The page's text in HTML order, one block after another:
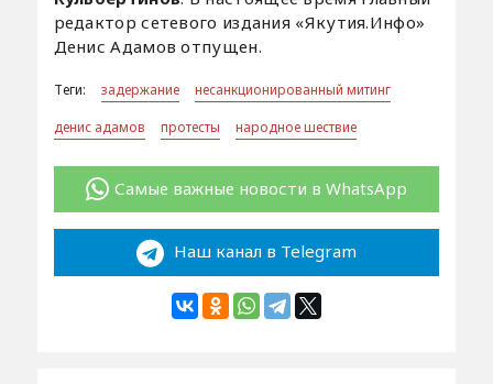
редактор сетевого издания «Якутия.Инфо»
Денис Адамов отпущен.
Теги: задержание
несанкционированный митинг
денис адамов
протесты народное шествие
Самые важные новости в WhatsApp
Наш канал в Telegram